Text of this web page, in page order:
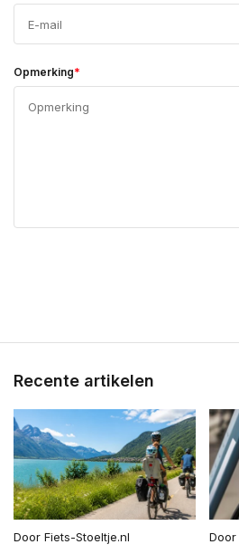
Opmerking*
Recente artikelen
Door Fiets-Stoeltje.nl
Door